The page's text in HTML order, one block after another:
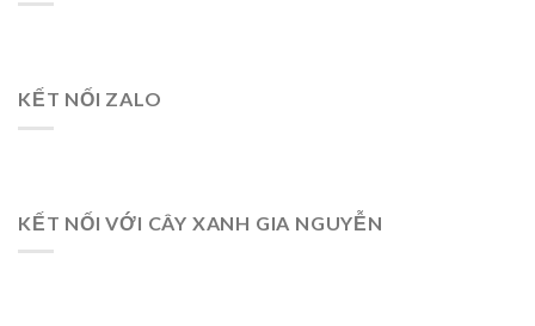
KẾT NỐI ZALO
KẾT NỐI VỚI CÂY XANH GIA NGUYỄN